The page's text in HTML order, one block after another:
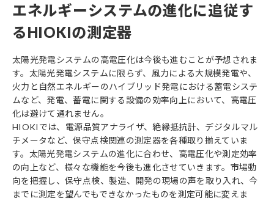
エネルギーシステムの進化に追従す
るHIOKIの測定器
太陽光発電システムの高電圧化は今後も進むことが予想されま
す。太陽光発電システムに限らず、風力による大規模発電や、
火力と自然エネルギーのハイブリッド発電における蓄電システ
ムなど、発電、蓄電に関する設備の効率向上において、高電圧
化は避けて通れません。
HIOKIでは、電源品質アナライザ、絶縁抵抗計、デジタルマル
チメータなど、保守点検関連の測定器を各種取り揃えていま
す。太陽光発電システムの進化に合わせ、高電圧化や測定効率
の向上など、様々な機能を今後も進化させていきます。市場動
向を把握し、保守点検、製造、開発の現場の声を取り入れ、今
までに測定を望んでもできなかったものを測定可能に変えま